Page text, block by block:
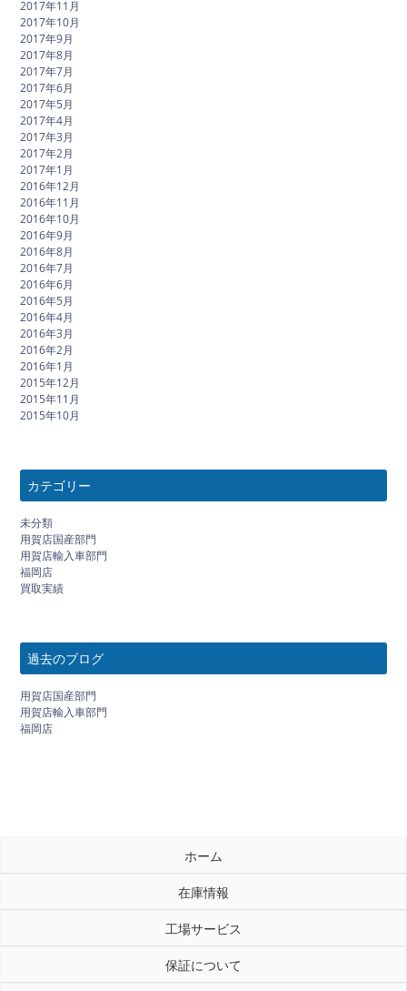
2017年11月
2017年10月
2017年9月
2017年8月
2017年7月
2017年6月
2017年5月
2017年4月
2017年3月
2017年2月
2017年1月
2016年12月
2016年11月
2016年10月
2016年9月
2016年8月
2016年7月
2016年6月
2016年5月
2016年4月
2016年3月
2016年2月
2016年1月
2015年12月
2015年11月
2015年10月
カテゴリー
未分類
用賀店国産部門
用賀店輸入車部門
福岡店
買取実績
過去のブログ
用賀店国産部門
用賀店輸入車部門
福岡店
ホーム
在庫情報
工場サービス
保証について